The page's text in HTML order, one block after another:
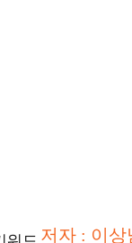
저자 : 이상